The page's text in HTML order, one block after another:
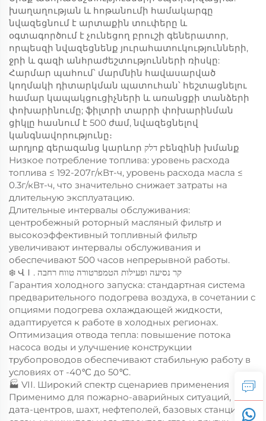
խաղաղության և հոթանումի համակարգը
նվազեցնում է արտաքին տուփերը և
օգտագործում է չունեցող բրուշի գեներատոր,
որպեսզի նվազեցնենք յուրահատուկությունների,
ջրի և գազի անհրաժեշտությունների ռիսկը:
Հարմար պահում՝ մարմնին հավասարված
կողմակի դիտարկման պատուհան՝ հեշտացնելու
համար կապակցուցիչների և առանցքի տանձերի
փոխարինումը; ֆիլտրի տարրի փոխարինման
ցիկլը հասնում է 500 ժամ, նվազեցնելով
կանգնավորությունը։
արդյոք գերազանց կարևոր דלק բենզինի խմանք
Низкое потребление топлива: уровень расхода
топлива ≤ 192-207г/кВт-ч, уровень расхода масла ≤
0.3г/кВт-ч, что значительно снижает затраты на
длительную эксплуатацию.
Длительные интервалы обслуживания:
центробежный роторный масляный фильтр и
высокоэффективный топливный фильтр
увеличивают интервалы обслуживания и
обеспечивают 500 часов непрерывной работы.
❄️ ՎＩ. קר נסיעה ופעילות הטמפרטורה טווח רחבה
Гарантия холодного запуска: стандартная система
предварительного подогрева воздуха, в сочетании с
опциями подогрева охлаждающей жидкости,
адаптируется к работе в холодных регионах.
Оптимизация отвода тепла: повышение потока
насоса воды и улучшение конструкции
трубопроводов обеспечивают стабильную работу в
условиях от -40℃ до 50℃.
🏭 VII. Широкий спектр сценариев применения
Применимо для пожарно-аварийных ситуаций,
дата-центров, шахт, нефтеполей, базовых станций